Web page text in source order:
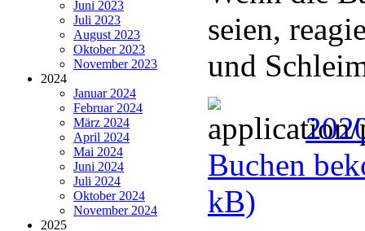
Juni 2023
Juli 2023
August 2023
Oktober 2023
November 2023
2024
Januar 2024
Februar 2024
März 2024
April 2024
Mai 2024
Juni 2024
Juli 2024
Oktober 2024
November 2024
2025
seien,
und
Buchen
kB)